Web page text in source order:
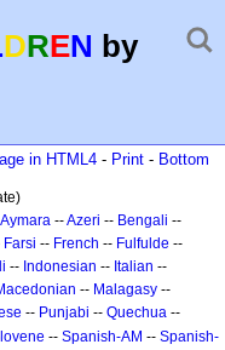
DREN by
in HTML4 - Print - Bottom
Aymara --Azeri -- Bengali --
Farsi -- French -- Fulfulde --
-- Indonesian -- Italian --
-- Malagasy --
-- Punjabi -- Quechua --
-- Spanish-AM -- Spanish-